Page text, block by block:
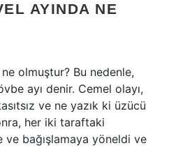
AYINDA NE
olmuştur? Bu nedenle,
ayı denir. Cemel olayı,
ve ne yazık ki üzücü
her iki taraftaki
ve bağışlamaya yöneldi ve